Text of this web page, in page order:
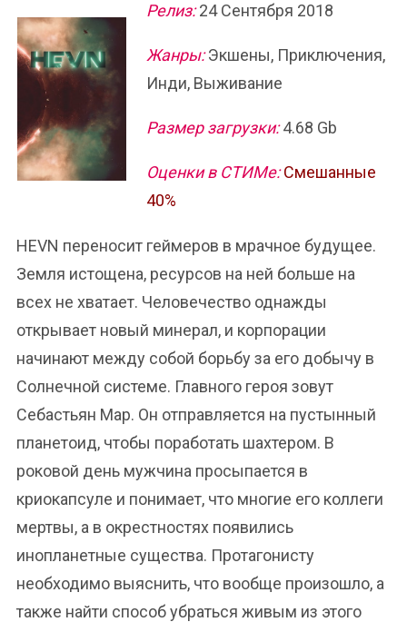
Релиз:24 Сентября 2018
Жанры:Экшены, Приключения,
Инди, Выживание
Размер загрузки:4.68 Gb
Оценки в СТИМе: Смешанные
40%
HEVN переносит геймеров в мрачное будущее.
Земля истощена, ресурсов на ней больше на
всех не хватает. Человечество однажды
открывает новый минерал, и корпорации
начинают между собой борьбу за его добычу в
Солнечной системе. Главного героя зовут
Себастьян Мар. Он отправляется на пустынный
планетоид, чтобы поработать шахтером. В
роковой день мужчина просыпается в
криокапсуле и понимает, что многие его коллеги
мертвы, а в окрестностях появились
инопланетные существа. Протагонисту
необходимо выяснить, что вообще произошло, а
также найти способ убраться живым из этого